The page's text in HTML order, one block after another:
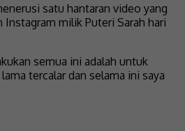
satu hantaran video yang
milik Puteri Sarah hari
semua ini adalah untuk
tercalar dan selama ini saya